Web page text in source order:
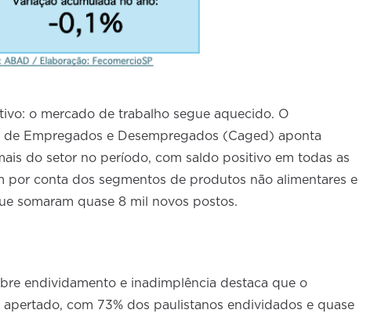
o mercado de trabalho segue aquecido. O
de Empregados e Desempregados (Caged) aponta
do setor no período, com saldo positivo em todas as
por conta dos segmentos de produtos não alimentares e
somaram quase 8 mil novos postos.
endividamento e inadimplência destaca que o
com 73% dos paulistanos endividados e quase